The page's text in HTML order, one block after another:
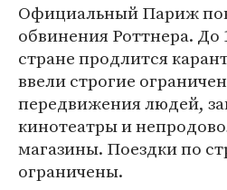
Официальный Париж
обвинения Роттнера. До
стране продлится
ввели строгие
передвижения людей,
кинотеатры и
магазины. Поездки по
ограничены.